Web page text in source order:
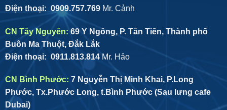
Điện thoại: 0909.757.769Mr. Cảnh
CN Tây Nguyên: 69 Y Ngông, P. Tân Tiến, Thành phố
Buôn Ma Thuột, Đắk Lắk
Điện thoại: 0911.813.814Mr. Hảo
CN Bình Phước: 7 Nguyễn Thị Minh Khai, P.Long
Phước, Tx.Phước Long, t.Bình Phước (Sau lưng cafe
Dubai)